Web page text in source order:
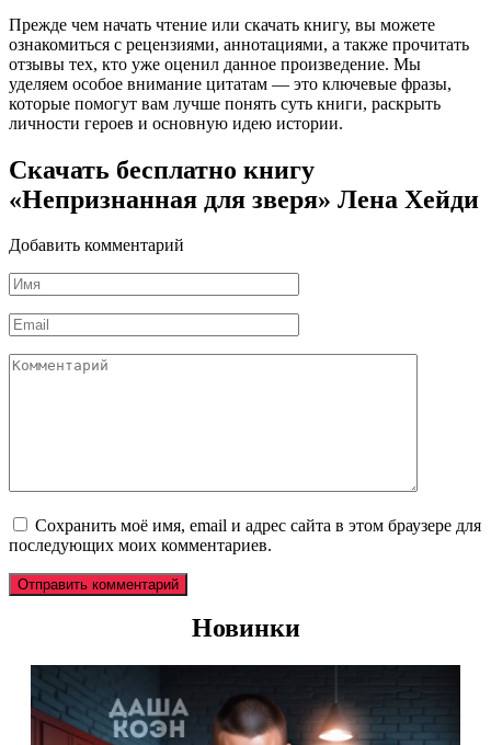
Прежде чем начать чтение или скачать книгу, вы можете
ознакомиться с рецензиями, аннотациями, а также прочитать
отзывы тех, кто уже оценил данное произведение. Мы
уделяем особое внимание цитатам — это ключевые фразы,
которые помогут вам лучше понять суть книги, раскрыть
личности героев и основную идею истории.
Скачать бесплатно книгу
«Непризнанная для зверя» Лена Хейди
Добавить комментарий
Имя
*
Email
*
Комментарий
Сохранить моё имя, email и адрес сайта в этом браузере для
последующих моих комментариев.
Новинки